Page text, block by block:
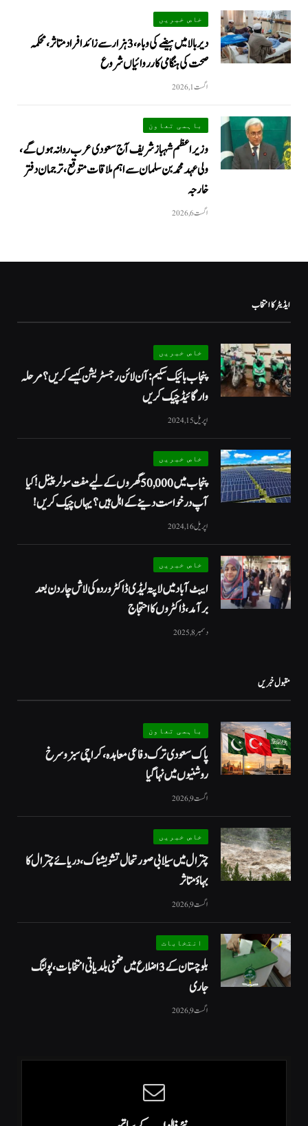
خاص خبریں
دیر بالا میں ہیضے کی وباء، 3 ہزار سے زائد افراد متاثر، محکمہ
صحت کی ہنگامی کارروائیاں شروع
اگست 1, 2026
باہمی تعاون
وزیراعظم شہباز شریف آج سعودی عرب روانہ ہوں گے،
ولی عہد محمد بن سلمان سے اہم ملاقات متوقع، ترجمان دفتر
خارجہ
اگست 6, 2026
ایڈیٹر کا انتخاب
خاص خبریں
پنجاب بائیک سکیم: آن لائن رجسٹریشن کیسے کریں؟ مرحلہ
وار گائیڈ چیک کریں
اپریل 15, 2024
خاص خبریں
پنجاب میں 50,000 گھروں کے لیے مفت سولر پینل! کیا
آپ درخواست دینے کے اہل ہیں؟ یہاں چیک کریں!
اپریل 16, 2024
خاص خبریں
ایبٹ آباد میں لاپتہ لیڈی ڈاکٹر وردہ کی لاش چار دن بعد
برآمد، ڈاکٹروں کا احتجاج
دسمبر 8, 2025
مقبول خبریں
باہمی تعاون
پاک سعودی ترک دفاعی معاہدہ، کراچی سبز و سرخ
روشنیوں میں نہا گیا
اگست 9, 2026
خاص خبریں
چترال میں سیلابی صورتحال تشویشناک، دریائے چترال کا
بہاؤ متاثر
اگست 9, 2026
انتخابات
بلوچستان کے 3 اضلاع میں ضمنی بلدیاتی انتخابات، پولنگ
جاری
اگست 9, 2026